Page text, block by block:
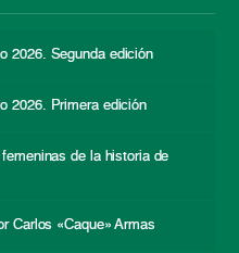
2026. Segunda edición
2026. Primera edición
de la historia de
Carlos «Caque» Armas